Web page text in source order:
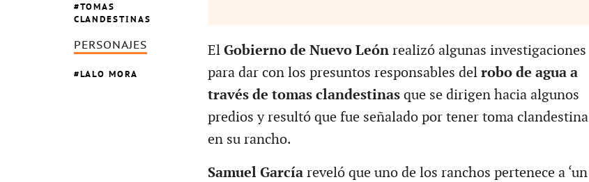
TOMAS
CLANDESTINAS
PERSONAJES
LALO MORA
ElGobierno de Nuevo León realizó algunas investigaciones
para dar con los presuntos responsables del robo de agua a
través de tomas clandestinasque se dirigen hacia algunos
predios y resultó que fue señalado por tener toma clandestina
en su rancho.
Samuel García reveló que uno de los ranchos pertenece a ‘un